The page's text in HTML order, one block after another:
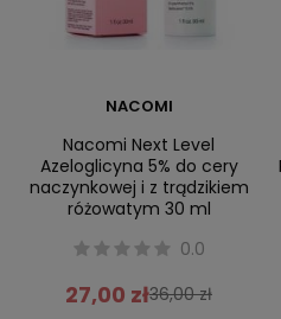
NACOMI
Nacomi Next Level
Azeloglicyna 5% do cery
naczynkowej i z trądzikiem
różowatym 30 ml
0.0
27,00 zł36,00 zł